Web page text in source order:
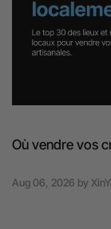
Où vendre vos
Aug 06, 2026 by